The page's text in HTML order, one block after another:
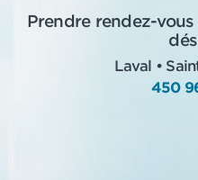
Prendre rendez-
Laval •
450